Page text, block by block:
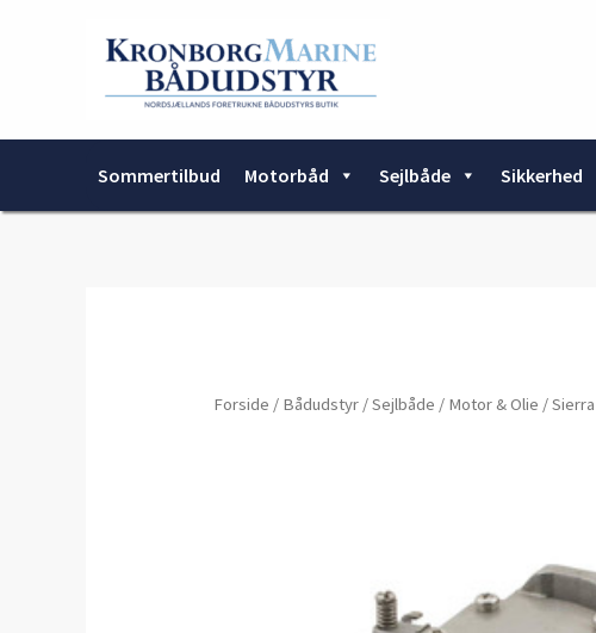
Sommertilbud Motorbåd Sejlbåde Sikkerhed
Forside / Bådudstyr/Sejlbåde / Motor & Olie /